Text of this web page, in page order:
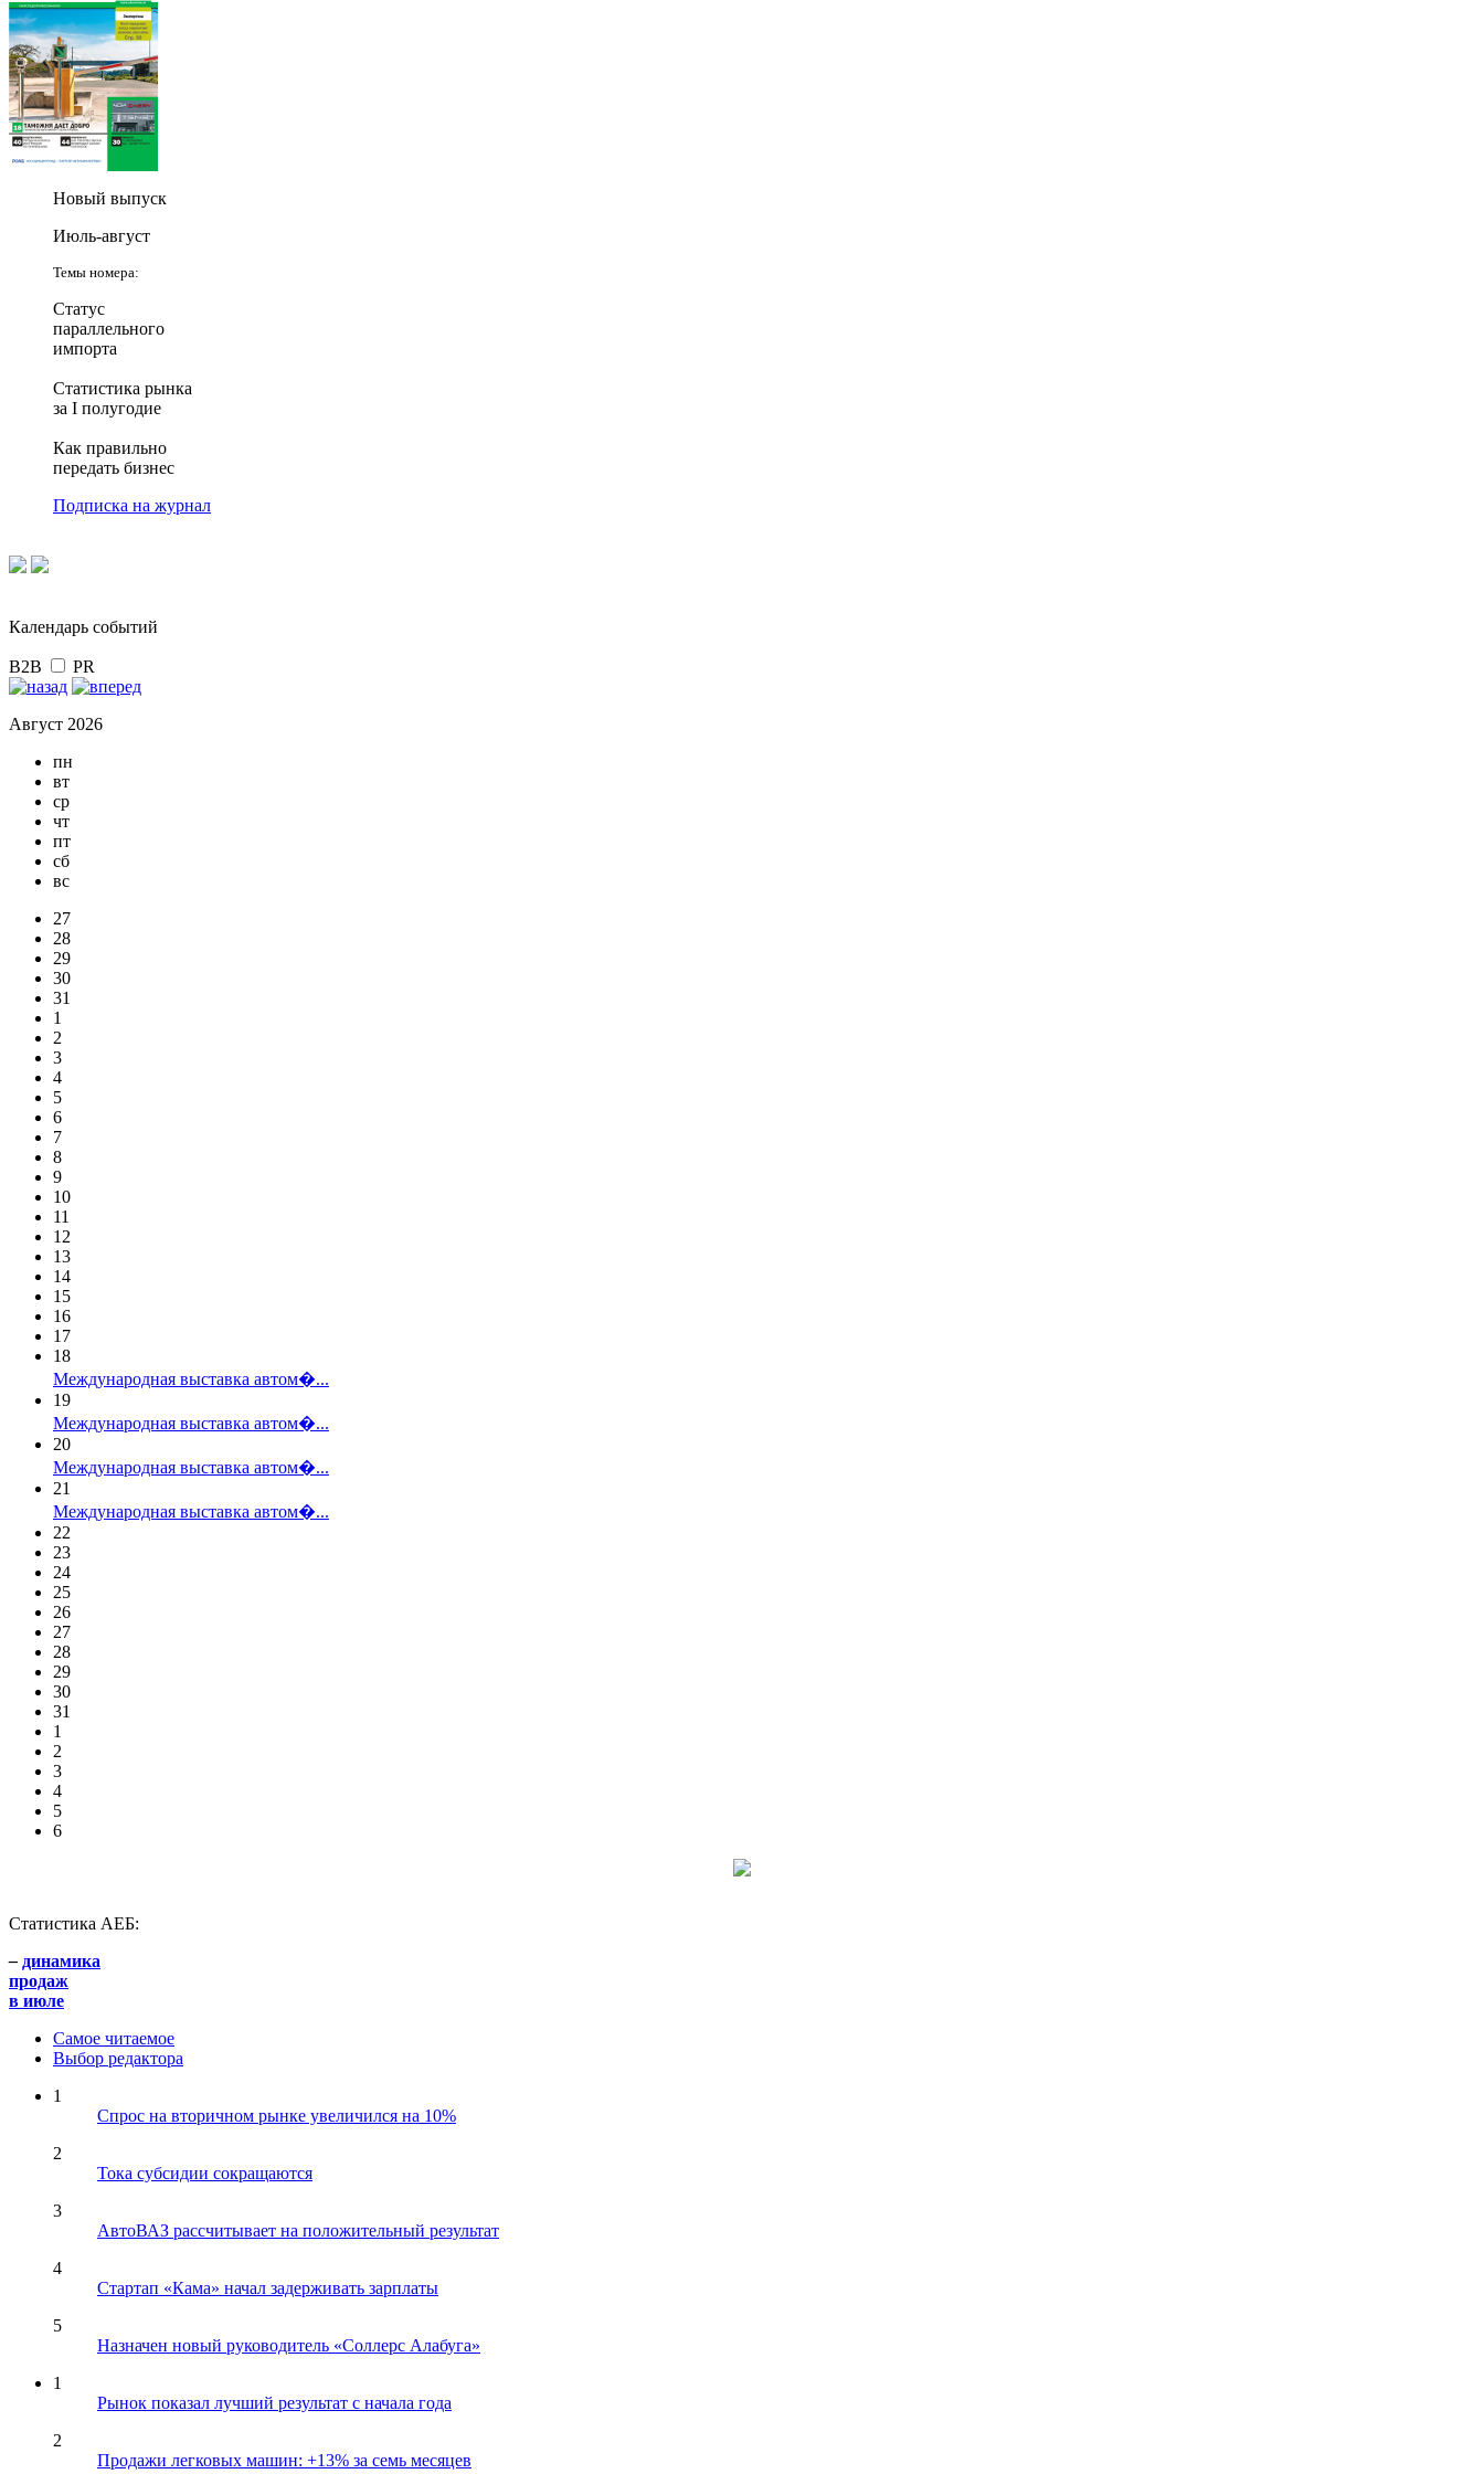
Новый выпуск
Июль-август
Темы номера:
Статус
параллельного
импорта
Статистика рынка
за I полугодие
Как правильно
передать бизнес
Подписка на журнал
Календарь событий
B2B PR
Август 2026
пн
вт
ср
чт
пт
сб
вс
27
28
29
30
31
1
2
3
4
5
6
7
8
9
10
11
12
13
14
15
16
17
18
Международная выставка автом�...
19
Международная выставка автом�...
20
Международная выставка автом�...
21
Международная выставка автом�...
22
23
24
25
26
27
28
29
30
31
1
2
3
4
5
6
Статистика АЕБ:
– динамика
продаж
в июле
Самое читаемое
Выбор редактора
1
Спрос на вторичном рынке увеличился на 10%
2
Тока субсидии сокращаются
3
АвтоВАЗ рассчитывает на положительный результат
4
Стартап «Кама» начал задерживать зарплаты
5
Назначен новый руководитель «Соллерс Алабуга»
1
Рынок показал лучший результат с начала года
2
Продажи легковых машин: +13% за семь месяцев